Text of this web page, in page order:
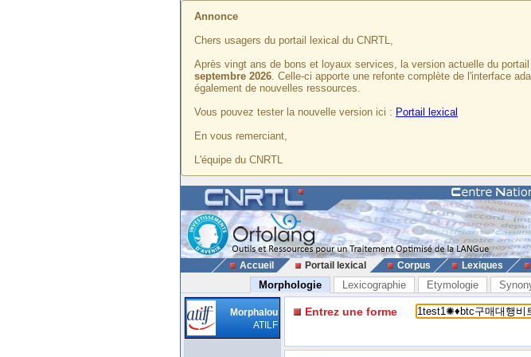
Annonce
Chers usagers du portail lexical du CNRTL,
Après vingt ans de bons et loyaux services, la version actuelle du
septembre 2026. Celle-ci apporte une refonte complète de l'interface
également de nouvelles ressources.
Vous pouvez tester la nouvelle version ici : Portail lexical
En vous remerciant,
L'équipe du CNRTL
Accueil Portail lexical Corpus Lexiques
Morphologie Lexicographie Etymologie
Morphalou
ATILF
Entrez une forme